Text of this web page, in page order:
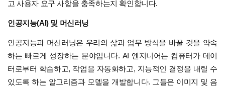
고 사용자 요구 사항을 충족하는지 확인합니다.
인공지능(AI) 및 머신러닝
인공지능과 머신러닝은 우리의 삶과 업무 방식을 바꿀 것을 약속
하는 빠르게 성장하는 분야입니다. AI 엔지니어는 컴퓨터가 데이
터로부터 학습하고, 작업을 자동화하고, 지능적인 결정을 내릴 수
있도록 하는 알고리즘과 모델을 개발합니다. 그들은 이미지 및 음